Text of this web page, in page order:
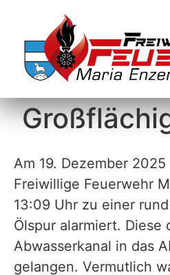
Am 19. Dezember
Freiwillige Feuerwehr
13:09 Uhr zu einer
Ölspur alarmiert. Diese
Abwasserkanal in das
gelangen. Vermutlich